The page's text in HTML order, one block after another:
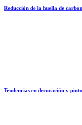
Reducción de la huella de
Tendencias en decoración y